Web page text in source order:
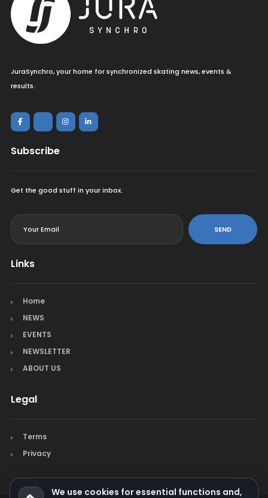
JuraSynchro, your home for synchronized skating news, events &
results.
Subscribe
Get the good stuff in your inbox.
SEND
Links
Home
NEWS
EVENTS
NEWSLETTER
ABOUT US
Legal
Terms
Privacy
We use cookies for essential functions and,